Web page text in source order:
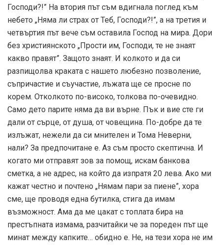
Господи?!” На втория път съм вдигнала поглед към
небето „Няма ли страх от Теб, Господи?!”, а на третия и
четвъртия път вече съм оставила Господ на мира. Дори
без християнското „Прости им, Господи, те не знаят
какво правят”. Защото знаят. И колкото и да си
разпищолва краката с нашето любезно позволение,
съпричастие и съучастие, лъжата ще се просне по
корем. Отколкото по-високо, толкова по-очевидно.
Само дето парите няма да ви върне. Пък и вие сте ги
дали от сърце, от душа, от човещина. По-добре да те
излъжат, нежели да си мнителен и Тома Неверни,
нали? За предпочитане е. Аз съм просто скептична. И
когато ми отправят зов за помощ, искам банкова
сметка, а не адрес, на който да изпратя 20 лева. Ако ми
кажат честно и почтено „Нямам пари за пиене”, хора
сме, ще проводя една бутилка, стига да имам
възможност. Ама да ме цакат с топлата бира на
престъпната измама, разчитайки че за пореден път ще
минат между капките… обидно е. Не, на тези хора не им